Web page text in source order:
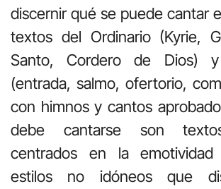
discernir qué se puede cantar
textos del Ordinario (Kyrie,
Santo, Cordero de Dios)
(entrada, salmo, ofertorio,
con himnos y cantos
debe cantarse son
centrados en la
estilos no idóneos que